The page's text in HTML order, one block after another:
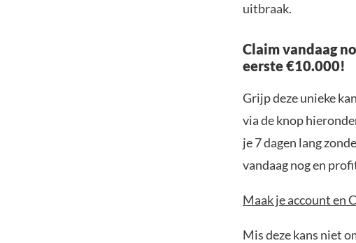
uitbraak.
Claim vandaag
eerste €10.000!
Grijp deze unieke
via de knop
je 7 dagen lang
vandaag nog en
Maak je account en
Mis deze kans niet